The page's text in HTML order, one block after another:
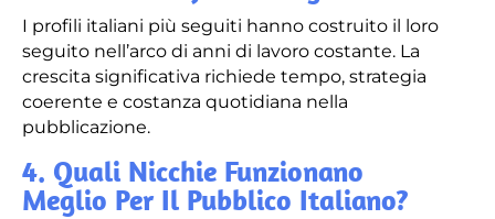
I profili italiani più seguiti hanno costruito il loro
seguito nell’arco di anni di lavoro costante. La
crescita significativa richiede tempo, strategia
coerente e costanza quotidiana nella
pubblicazione.
4. Quali Nicchie Funzionano
Meglio Per Il Pubblico Italiano?